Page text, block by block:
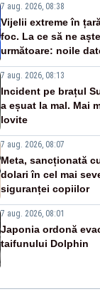
7 aug. 2026, 08:38
Vijelii extreme în
foc. La ce să ne
următoare: noile
7 aug. 2026, 08:13
Incident pe brațul
a eșuat la mal. Mai
lovite
7 aug. 2026, 08:07
Meta, sancționată
dolari în cel mai
siguranței copiilor
7 aug. 2026, 08:01
Japonia ordonă
taifunului Dolphin